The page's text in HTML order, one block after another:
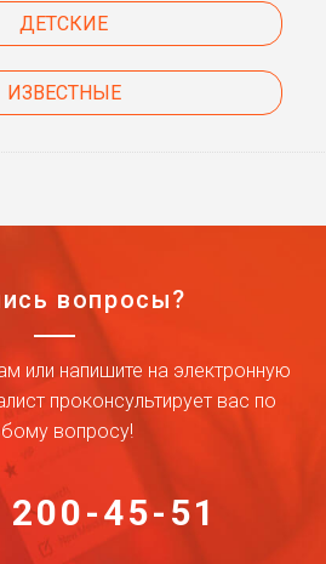
ДЕТСКИЕ
ИЗВЕСТНЫЕ
вопросы?
или напишите на электронную
проконсультирует вас по
вопросу!
200-45-51